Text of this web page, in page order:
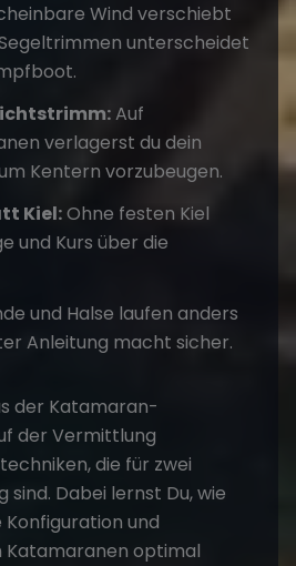
Wind verschiebt
unterscheidet
Auf
verlagerst du dein
Kentern vorzubeugen.
Kiel:Ohne festen Kiel
und Kurs über die
und Halse laufen anders
Anleitung macht sicher.
der Katamaran-
der Vermittlung
die für zwei
sind. Dabei lernst Du, wie
Konfiguration und
Katamaranen optimal